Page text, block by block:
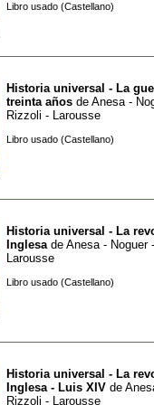
Libro usado (Castellano)
Historia universal - La
treinta años de Anesa -
Rizzoli - Larousse
Libro usado (Castellano)
Historia universal - La
Inglesa de Anesa - Noguer
Larousse
Libro usado (Castellano)
Historia universal - La
Inglesa - Luis XIV de
Rizzoli - Larousse